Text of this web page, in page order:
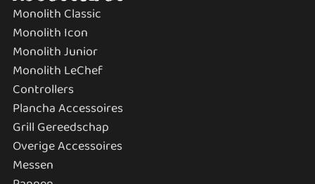
Monolith Classic
Monolith Icon
Monolith Junior
Monolith LeChef
Controllers
Plancha Accessoires
Grill Gereedschap
Overige Accessoires
Messen